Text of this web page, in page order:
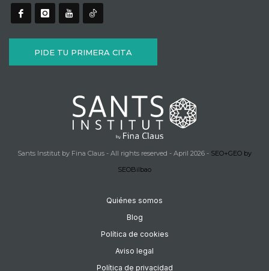
PIDE TU PRIMERA CITA
Sants Institut by Fina Claus - All rights reserved - April 2026 - SEO+GEO by
SEOBilbao
Quiénes somos
Blog
Política de cookies
Aviso legal
Política de privacidad